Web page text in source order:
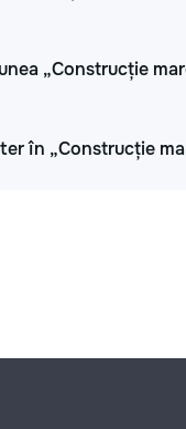
„Construcție
în „Construcție